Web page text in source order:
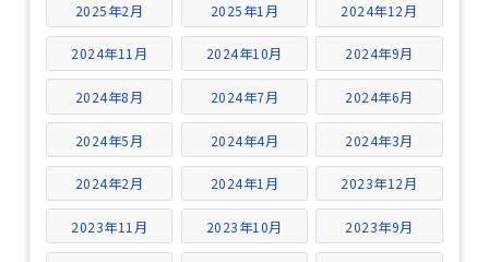
2025年2月 2025年1月 2024年12月
2024年11月 2024年10月 2024年9月
2024年8月 2024年7月 2024年6月
2024年5月 2024年4月 2024年3月
2024年2月 2024年1月 2023年12月
2023年11月 2023年10月 2023年9月